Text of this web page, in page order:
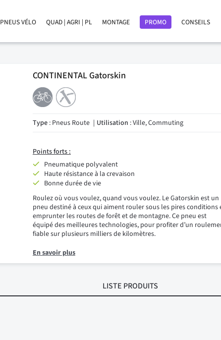
PNEUS VÉLO QUAD | AGRI | PL MONTAGE PROMO CONSEILS
CONTINENTAL Gatorskin
Type: Pneus Route Utilisation : Ville, Commuting
Points forts :
Pneumatique polyvalent
Haute résistance à la crevaison
Bonne durée de vie
Roulez où vous voulez, quand vous voulez. Le Gatorskin est un
pneu destiné à ceux qui aiment rouler sous les pires conditions
emprunter les routes de forêt et de montagne. Ce pneu est
équipé des meilleures technologies, pour profiter d’un
fiable sur plusieurs milliers de kilomètres.
En savoir plus
LISTE PRODUITS